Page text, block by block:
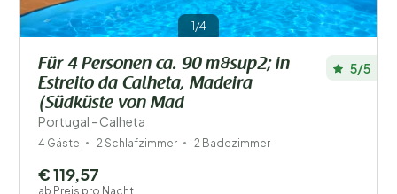
1/4
Für 4 Personen ca. 90 m&sup2; in
Estreito da Calheta, Madeira
(Südküste von Mad
Portugal - Calheta
5/5
4 Gäste 2 Schlafzimmer 2 Badezimmer
€ 119,57
ab Preis pro Nacht